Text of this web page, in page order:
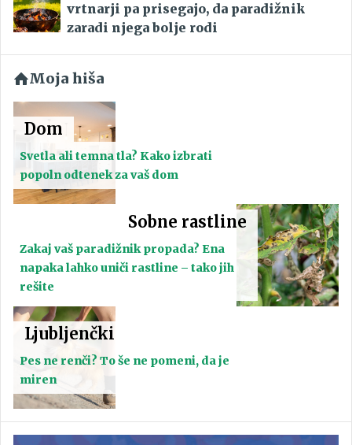
vrtnarji pa prisegajo, da paradižnik
zaradi njega bolje rodi
Moja hiša
Dom
Svetla ali temna tla? Kako izbrati
popoln odtenek za vaš dom
Sobne rastline
Zakaj vaš paradižnik propada? Ena
napaka lahko uniči rastline – tako jih
rešite
Ljubljenčki
Pes ne renči? To še ne pomeni, da je
miren